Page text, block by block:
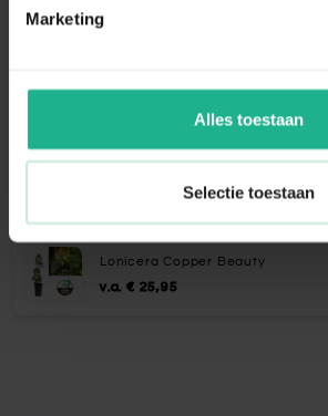
Marketing
Alles toestaan
Selectie toestaan
€ 5,95
Eco-Style Promanal-R
Lonicera Copper Beauty
v.a. € 25,95